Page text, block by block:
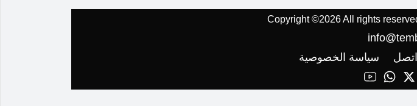
Copyright ©2026 All rights
اتصل سياسة الخصوصية